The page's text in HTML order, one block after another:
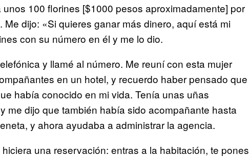
100 florines [$1000 pesos aproximadamente] por
dijo: «Si quieres ganar más dinero, aquí está mi
con su número en él y me lo dio.
y llamé al número. Me reuní con esta mujer
en un hotel, y recuerdo haber pensado que
había conocido en mi vida. Tenía unas uñas
me dijo que también había sido acompañante hasta
y ahora ayudaba a administrar la agencia.
una reservación: entras a la habitación, te pones